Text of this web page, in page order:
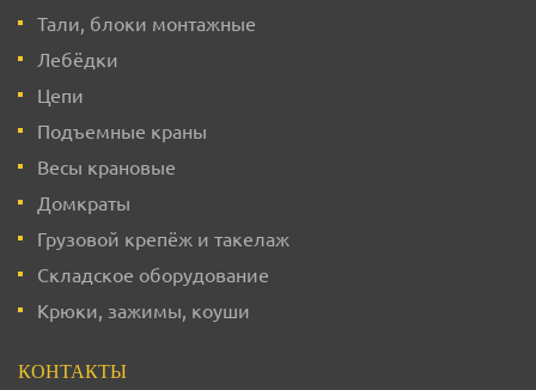
Тали, блоки монтажные
Лебёдки
Цепи
Подъемные краны
Весы крановые
Домкраты
Грузовой крепёж и такелаж
Складское оборудование
Крюки, зажимы, коуши
КОНТАКТЫ